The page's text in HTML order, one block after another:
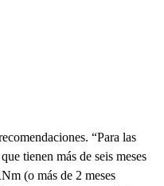
“Para las
tienen más de seis meses
(o más de 2 meses